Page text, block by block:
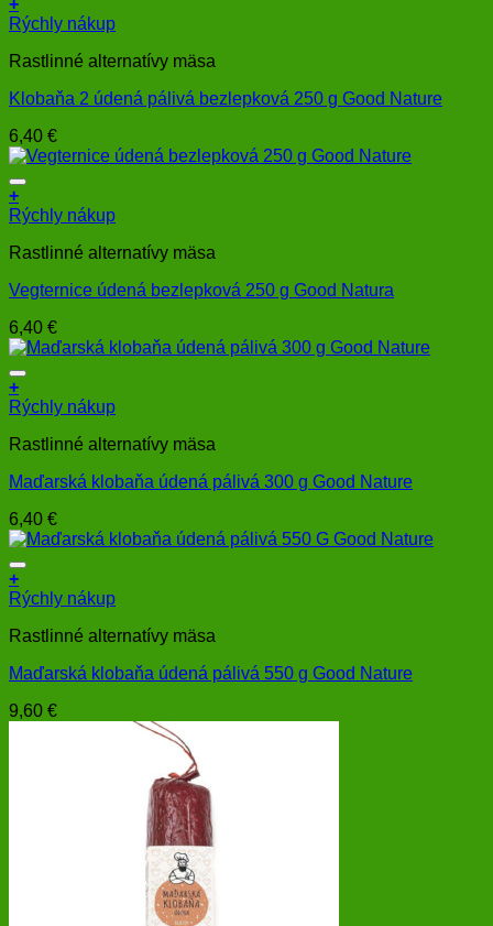
+
Rýchly nákup
Rastlinné alternatívy mäsa
Klobaňa 2 údená pálivá bezlepková 250 g Good Nature
6,40 €
+
Rýchly nákup
Rastlinné alternatívy mäsa
Vegternice údená bezlepková 250 g Good Natura
6,40 €
+
Rýchly nákup
Rastlinné alternatívy mäsa
Maďarská klobaňa údená pálivá 300 g Good Nature
6,40 €
+
Rýchly nákup
Rastlinné alternatívy mäsa
Maďarská klobaňa údená pálivá 550 g Good Nature
9,60 €